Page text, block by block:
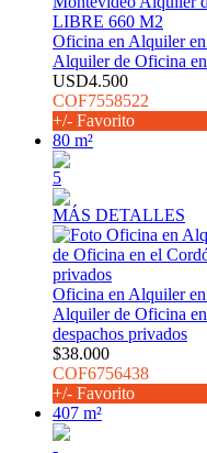
Oficina en Alquiler
Alquiler de Oficina
USD4.500
COF7558522
+/- Favorito
80 m²
5
MÁS DETALLES
Oficina en Alquiler
Alquiler de Oficina
despachos privados
$38.000
COF6756438
+/- Favorito
407 m²